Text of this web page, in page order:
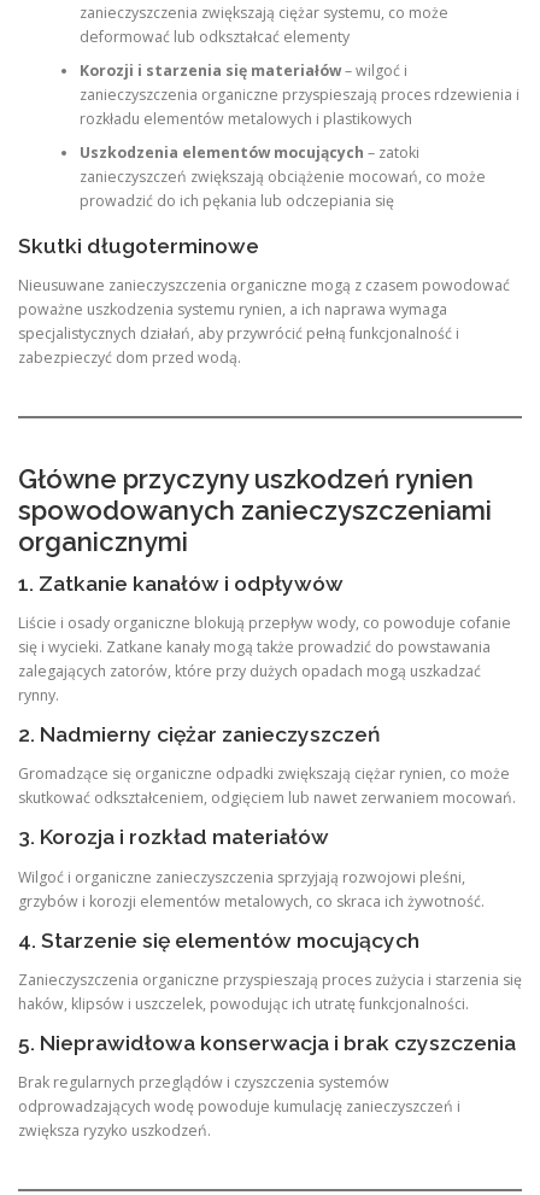
zanieczyszczenia zwiększają ciężar systemu, co może
deformować lub odkształcać elementy
Korozji i starzenia się materiałów– wilgoć i
zanieczyszczenia organiczne przyspieszają proces rdzewienia i
rozkładu elementów metalowych i plastikowych
Uszkodzenia elementów mocujących – zatoki
zanieczyszczeń zwiększają obciążenie mocowań, co może
prowadzić do ich pękania lub odczepiania się
Skutki długoterminowe
Nieusuwane zanieczyszczenia organiczne mogą z czasem powodować
poważne uszkodzenia systemu rynien, a ich naprawa wymaga
specjalistycznych działań, aby przywrócić pełną funkcjonalność i
zabezpieczyć dom przed wodą.
Główne przyczyny uszkodzeń rynien
spowodowanych zanieczyszczeniami
organicznymi
1. Zatkanie kanałów i odpływów
Liście i osady organiczne blokują przepływ wody, co powoduje cofanie
się i wycieki. Zatkane kanały mogą także prowadzić do powstawania
zalegających zatorów, które przy dużych opadach mogą uszkadzać
rynny.
2. Nadmierny ciężar zanieczyszczeń
Gromadzące się organiczne odpadki zwiększają ciężar rynien, co może
skutkować odkształceniem, odgięciem lub nawet zerwaniem mocowań.
3. Korozja i rozkład materiałów
Wilgoć i organiczne zanieczyszczenia sprzyjają rozwojowi pleśni,
grzybów i korozji elementów metalowych, co skraca ich żywotność.
4. Starzenie się elementów mocujących
Zanieczyszczenia organiczne przyspieszają proces zużycia i starzenia się
haków, klipsów i uszczelek, powodując ich utratę funkcjonalności.
5. Nieprawidłowa konserwacja i brak czyszczenia
Brak regularnych przeglądów i czyszczenia systemów
odprowadzających wodę powoduje kumulację zanieczyszczeń i
zwiększa ryzyko uszkodzeń.